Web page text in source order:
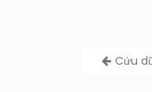
Post
Cứu